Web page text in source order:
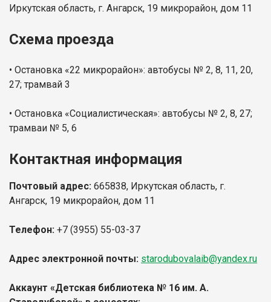
Иркутская область, г. Ангарск, 19 микрорайон, дом 11
Схема проезда
• Остановка «22 микрорайон»: автобусы № 2, 8, 11, 20,
27; трамвай 3
• Остановка «Социалистическая»: автобусы № 2, 8, 27;
трамваи № 5, 6
Контактная информация
Почтовый адрес: 665838, Иркутская область, г.
Ангарск, 19 микрорайон, дом 11
Телефон: +7 (3955) 55-03-37
Адрес электронной почты: starodubovalaib@yandex.ru
Аккаунт «Детская библиотека № 16 им. А.